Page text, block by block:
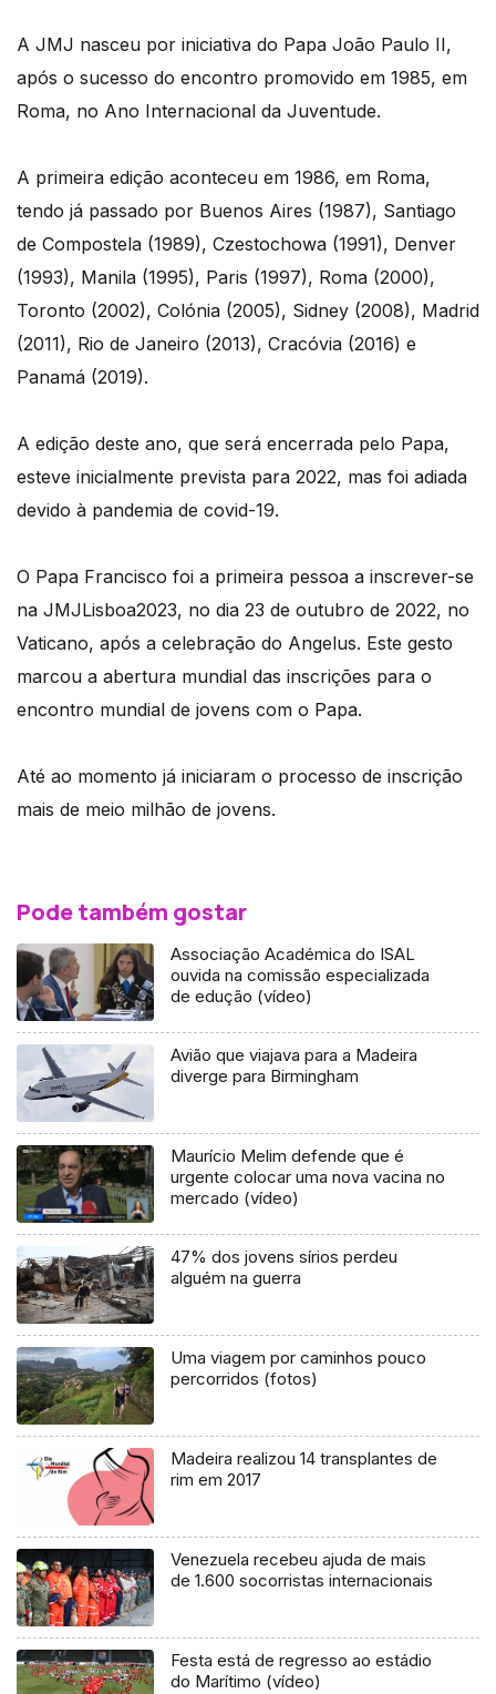
A JMJ nasceu por iniciativa do Papa João Paulo II,
após o sucesso do encontro promovido em 1985, em
Roma, no Ano Internacional da Juventude.
A primeira edição aconteceu em 1986, em Roma,
tendo já passado por Buenos Aires (1987), Santiago
de Compostela (1989), Czestochowa (1991), Denver
(1993), Manila (1995), Paris (1997), Roma (2000),
Toronto (2002), Colónia (2005), Sidney (2008), Madrid
(2011), Rio de Janeiro (2013), Cracóvia (2016) e
Panamá (2019).
A edição deste ano, que será encerrada pelo Papa,
esteve inicialmente prevista para 2022, mas foi adiada
devido à pandemia de covid-19.
O Papa Francisco foi a primeira pessoa a inscrever-se
na JMJLisboa2023, no dia 23 de outubro de 2022, no
Vaticano, após a celebração do Angelus. Este gesto
marcou a abertura mundial das inscrições para o
encontro mundial de jovens com o Papa.
Até ao momento já iniciaram o processo de inscrição
mais de meio milhão de jovens.
Pode também gostar
Associação Académica do ISAL
ouvida na comissão especializada
de edução (vídeo)
Avião que viajava para a Madeira
diverge para Birmingham
Maurício Melim defende que é
urgente colocar uma nova vacina no
mercado (vídeo)
47% dos jovens sírios perdeu
alguém na guerra
Uma viagem por caminhos pouco
percorridos (fotos)
Madeira realizou 14 transplantes de
rim em 2017
Venezuela recebeu ajuda de mais
de 1.600 socorristas internacionais
Festa está de regresso ao estádio
do Marítimo (vídeo)